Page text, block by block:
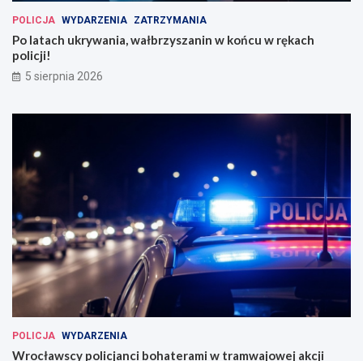
POLICJA WYDARZENIA ZATRZYMANIA
Po latach ukrywania, wałbrzyszanin w końcu w rękach
policji!
5 sierpnia 2026
POLICJA WYDARZENIA
Wrocławscy policjanci bohaterami w tramwajowej akcji